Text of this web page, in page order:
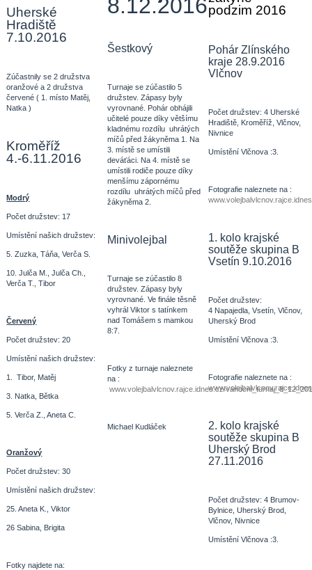
Uherské
Hradiště
7.10.2016
Zúčastnily se 2 družstva
oranžové a 2 družstva
červené ( 1. místo Matěj,
Natka )
Kroměříž
4.-6.11.2016
Modrý
Počet družstev: 17
Umístění našich družstev:
5. Zuzka, Táňa, Verča S.
10. Julča M., Julča Ch.,
Verča T., Tibor
Červený
Počet družstev: 20
Umístění našich družstev:
1. Tibor, Matěj
3. Natka, Bětka
5. Verča Z., Aneta C.
Oranžový
Počet družstev: 30
Umístění našich družstev:
25. Aneta K., Viktor
26 Sabina, Brigita
Fotky najdete na:
8.12.2016
Šestkový
Turnaje se zúčastilo 5
družstev. Zápasy byly
vyrovnané. Pohár obhájili
učitelé pouze díky většímu
kladnému rozdílu uhrátých
míčů před žákyněma 1. Na
3. místě se umístili
deváťáci. Na 4. místě se
umístili rodiče pouze díky
menšímu zápornému
rozdílu uhrátých míčů před
žákyněma 2.
Minivolejbal
Turnaje se zúčastilo 8
družstev. Zápasy byly
vyrovnané. Ve finále těsně
vyhrál Viktor s tatínkem
nad Tomášem s mamkou
8:7.
Fotky z turnaje naleznete
na :
www.volejbalvlcnov.rajce.idnes.cz/
Michael Kudláček
podzim 2016
Pohár Zlínského
kraje 28.9.2016
Vlčnov
Počet družstev: 4 Uherské
Hradiště, Kroměříž, Vlčnov,
Nivnice
Umístění Vlčnova :3.
Fotografie naleznete na :
1. kolo krajské
soutěže skupina B
Vsetín 9.10.2016
Počet družstev:
4 Napajedla, Vsetín, Vlčnov,
Uherský Brod
Umístění Vlčnova :3.
Fotografie naleznete na :
2. kolo krajské
soutěže skupina B
Uherský Brod
27.11.2016
Počet družstev: 4 Brumov-
Bylnice, Uherský Brod,
Vlčnov, Nivnice
Umístění Vlčnova :3.